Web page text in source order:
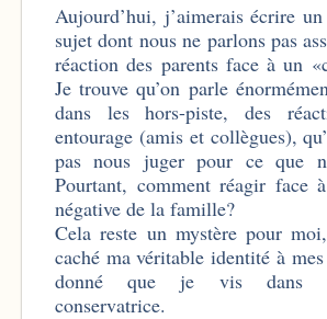
Aujourd’hui, j’aimerais écrire
sujet dont nous ne parlons pas
réaction des parents face à un
Je trouve qu’on parle
dans les hors-piste, des
entourage (amis et collègues),
pas nous juger pour ce que
Pourtant, comment réagir face
négative de la famille?
Cela reste un mystère pour
caché ma véritable identité à
donné que je vis dans
conservatrice.